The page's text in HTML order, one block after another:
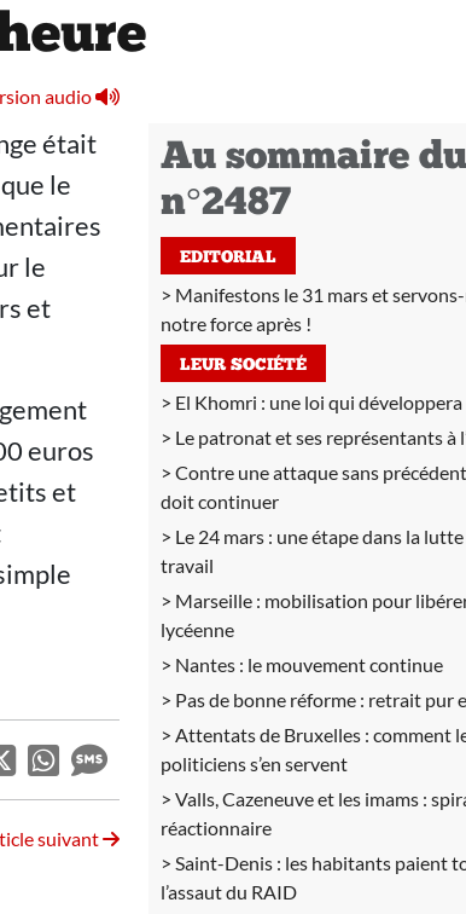
audio
était
le
le
et
euros
et
suivant
Au sommaire du
n°2487
EDITORIAL
Manifestons le 31 mars et
notre force après !
LEUR SOCIÉTÉ
El Khomri : une loi qui développera
Le patronat et ses représentants à
Contre une attaque sans
doit continuer
Le 24 mars : une étape dans la
travail
Marseille : mobilisation pour
lycéenne
Nantes : le mouvement continue
Pas de bonne réforme : retrait pur
Attentats de Bruxelles : comment
politiciens s’en servent
Valls, Cazeneuve et les imams :
réactionnaire
Saint-Denis : les habitants paient
l’assaut du RAID